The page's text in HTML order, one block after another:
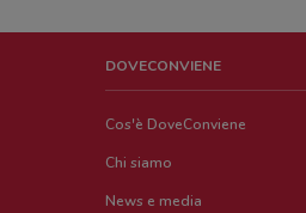
DOVECONVIENE
Cos'è DoveConviene
Chi siamo
News e media